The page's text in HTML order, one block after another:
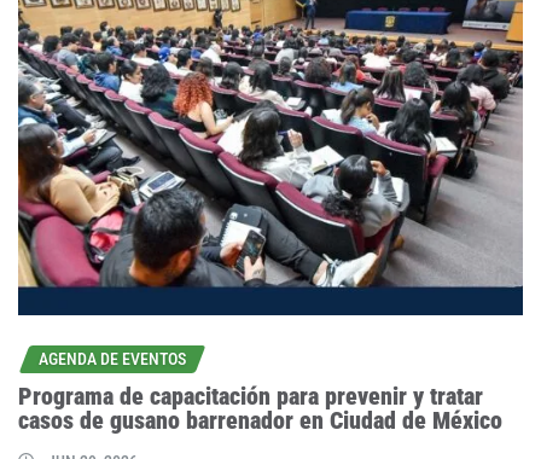
AGENDA DE EVENTOS
Programa de capacitación para prevenir y tratar
casos de gusano barrenador en Ciudad de México